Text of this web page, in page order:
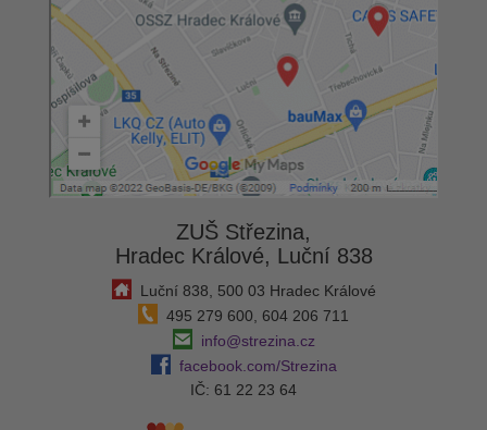
ZUŠ Střezina,
Hradec Králové, Luční 838
Luční 838, 500 03 Hradec Králové
495 279 600, 604 206 711
info@strezina.cz
facebook.com/Strezina
IČ: 61 22 23 64